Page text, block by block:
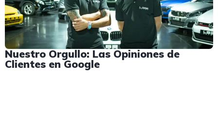
Nuestro Orgullo: Las Opiniones de
Clientes en Google